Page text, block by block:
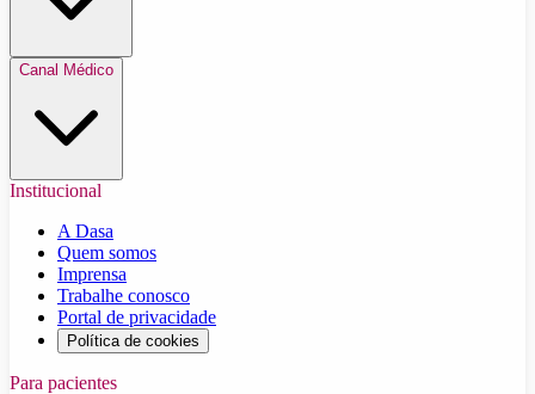
Canal Médico
Institucional
A Dasa
Quem somos
Imprensa
Trabalhe conosco
Portal de privacidade
Política de cookies
Para pacientes